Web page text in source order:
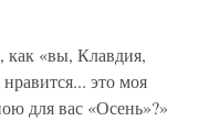
как «вы, Клавдия,
это моя
для вас «Осень»?»